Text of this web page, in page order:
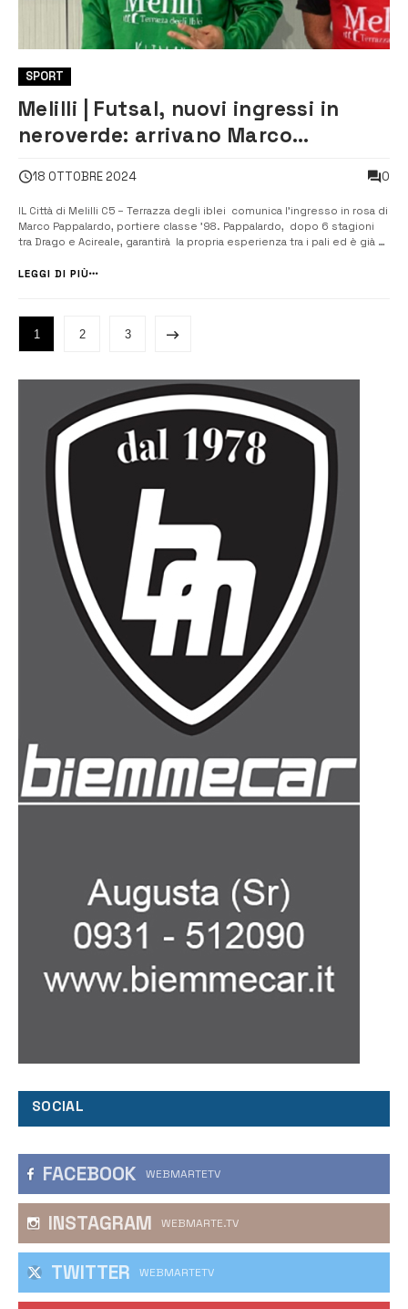
SPORT
Melilli | Futsal, nuovi ingressi in
neroverde: arrivano Marco
18 OTTOBRE 2024 0
IL Città di Melilli C5 – Terrazza degli iblei comunica l’ingresso in rosa di
Marco Pappalardo, portiere classe ’98. Pappalardo, dopo 6 stagioni
tra Drago e Acireale, garantirà la propria esperienza tra i pali ed è già a
Andolina. Ancora un’altra figura importante in cas...
LEGGI DI PIÙ
1 2 3
SOCIAL
FACEBOOK WEBMARTETV
INSTAGRAM WEBMARTE.TV
TWITTER WEBMARTETV